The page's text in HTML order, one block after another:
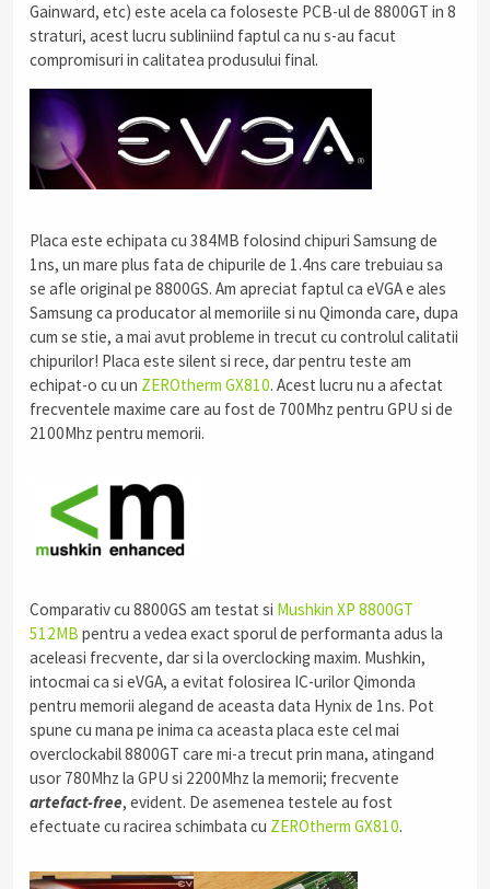
Gainward, etc) este acela ca foloseste PCB-ul de 8800GT in 8
straturi, acest lucru subliniind faptul ca nu s-au facut
compromisuri in calitatea produsului final.
Placa este echipata cu 384MB folosind chipuri Samsung de
1ns, un mare plus fata de chipurile de 1.4ns care trebuiau sa
se afle original pe 8800GS. Am apreciat faptul ca eVGA e ales
Samsung ca producator al memoriile si nu Qimonda care, dupa
cum se stie, a mai avut probleme in trecut cu controlul calitatii
chipurilor! Placa este silent si rece, dar pentru teste am
echipat-o cu un ZEROtherm GX810. Acest lucru nu a afectat
frecventele maxime care au fost de 700Mhz pentru GPU si de
2100Mhz pentru memorii.
Comparativ cu 8800GS am testat si Mushkin XP 8800GT
512MB pentru a vedea exact sporul de performanta adus la
aceleasi frecvente, dar si la overclocking maxim. Mushkin,
intocmai ca si eVGA, a evitat folosirea IC-urilor Qimonda
pentru memorii alegand de aceasta data Hynix de 1ns. Pot
spune cu mana pe inima ca aceasta placa este cel mai
overclockabil 8800GT care mi-a trecut prin mana, atingand
usor 780Mhz la GPU si 2200Mhz la memorii; frecvente
artefact-free, evident. De asemenea testele au fost
efectuate cu racirea schimbata cu ZEROtherm GX810.